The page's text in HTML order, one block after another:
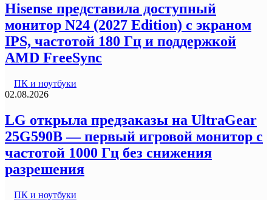
Hisense представила доступный
монитор N24 (2027 Edition) с экраном
IPS, частотой 180 Гц и поддержкой
AMD FreeSync
ПК и ноутбуки
02.08.2026
LG открыла предзаказы на UltraGear
25G590B — первый игровой монитор с
частотой 1000 Гц без снижения
разрешения
ПК и ноутбуки